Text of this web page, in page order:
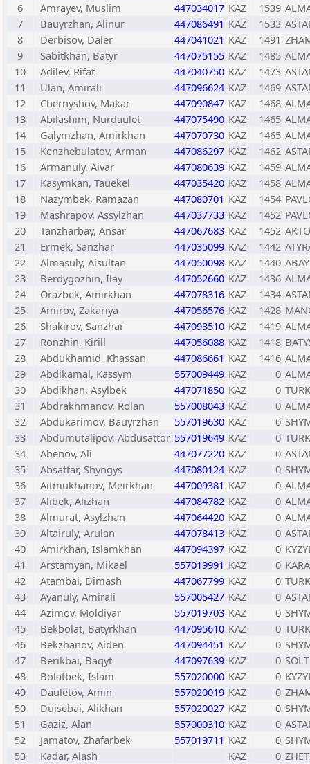
6
Amrayev, Muslim 447034017 KAZ 1539
7
Bauyrzhan, Alinur 447086491 KAZ 1533
8
Derbisov, Daler 447041021 KAZ 1491
9
Sabitkhan, Batyr 447075155 KAZ 1485
10
Adilev, Rifat 447040750 KAZ 1473
11
Ulan, Amirali 447096624 KAZ 1469
12
Chernyshov, Makar 447090847 KAZ 1468
13
Abilashim, Nurdaulet 447075490 KAZ 1465
14
Galymzhan, Amirkhan 447070730 KAZ 1465
15
Kenzhebulatov, Arman 447086297 KAZ 1462
16
Armanuly, Aivar 447080639 KAZ 1459
17
Kasymkan, Tauekel 447035420 KAZ 1458
18
Nazymbek, Ramazan 447080701 KAZ 1454
19
Mashrapov, Assylzhan 447037733 KAZ 1452
20
Tanzharbay, Ansar 447067683 KAZ 1452
21
Ermek, Sanzhar 447035099 KAZ 1442
22
Almasuly, Aisultan 447050098 KAZ 1440
23
Berdygozhin, Ilay 447052660 KAZ 1436
24
Orazbek, Amirkhan 447078316 KAZ 1434
25
Amirov, Zakariya 447056576 KAZ 1428
26
Shakirov, Sanzhar 447093510 KAZ 1419
27
Ronzhin, Kirill 447056088 KAZ 1418
28
Abdukhamid, Khassan 447086661 KAZ 1416
29
Abdikamal, Kassym 557009449 KAZ 0
30
Abdikhan, Asylbek 447071850 KAZ 0
31
Abdrakhmanov, Rolan 557008043 KAZ 0
32
Abdukarimov, Bauyrzhan 557019630 KAZ 0
33
Abdumutalipov, Abdusattor 557019649 KAZ 0
34
Abenov, Ali 447077220 KAZ 0
35
Absattar, Shyngys 447080124 KAZ 0
36
Aitmukhanov, Meirkhan 447009381 KAZ 0
37
Alibek, Alizhan 447084782 KAZ 0
38
Almurat, Asylzhan 447064420 KAZ 0
39
Altairuly, Arulan 447078413 KAZ 0
40
Amirkhan, Islamkhan 447094397 KAZ 0
41
Arstamyan, Mikael 557019991 KAZ 0
42
Atambai, Dimash 447067799 KAZ 0
43
Ayanuly, Amirali 557005427 KAZ 0
44
Azimov, Moldiyar 557019703 KAZ 0
45
Bekbolat, Batyrkhan 447095610 KAZ 0
46
Bekzhanov, Aiden 447094451 KAZ 0
47
Berikbai, Baqyt 447097639 KAZ 0
48
Bolatbek, Islam 557020000 KAZ 0
49
Dauletov, Amin 557020019 KAZ 0
50
Duisebai, Alikhan 557020027 KAZ 0
51
Gaziz, Alan 557000310 KAZ 0
52
Jamatov, Zhafarbek 557019711 KAZ 0
53
Kadar, Alash KAZ 0